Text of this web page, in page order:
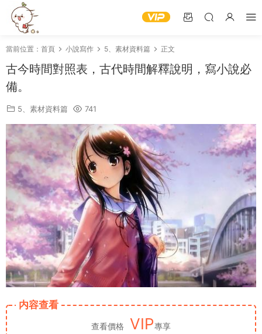
當前位置： 首頁 小說寫作 5、素材資料篇 正文
古今時間對照表，古代時間解釋說明，寫小說必
備。
5、素材資料篇 741
内容查看
查看價格 VIP專享